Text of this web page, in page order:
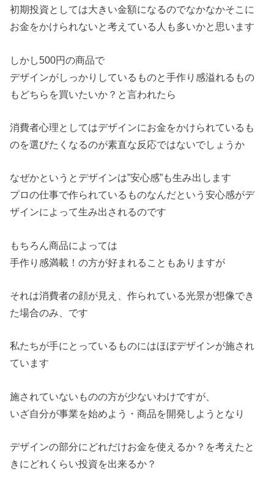
初期投資としては大きい金額になるのでなかなかそこに
お金をかけられないと考えている人も多いかと思います
しかし500円の商品で
デザインがしっかりしているものと手作り感溢れるもの
もどちらを買いたいか？と言われたら
消費者心理としてはデザインにお金をかけられているも
のを選びたくなるのが素直な反応ではないでしょうか
なぜかというとデザインは”安心感”も生み出します
プロの仕事で作られているものなんだという安心感がデ
ザインによって生み出されるのです
もちろん商品によっては
手作り感満載！の方が好まれることもありますが
それは消費者の顔が見え、作られている光景が想像でき
た場合のみ、です
私たちが手にとっているものにはほぼデザインが施され
ています
施されていないものの方が少ないわけですが、
いざ自分が事業を始めよう・商品を開発しようとなり
デザインの部分にどれだけお金を使えるか？を考えたと
きにどれくらい投資を出来るか？